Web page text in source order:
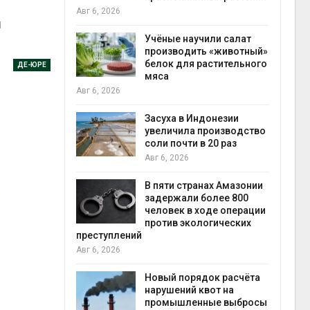
ДЕ-ЮРЕ
более 140
для сбора
воду
в
Авг 6, 2026
Учёные научили салат
производить «животный»
белок для растительного
мяса
Авг 6, 2026
Засуха в Индонезии
увеличила производство
соли почти в 20 раз
Авг 6, 2026
В пяти странах Амазонии
задержали более 800
человек в ходе операции
против экологических
преступлений
Авг 6, 2026
Новый порядок расчёта
нарушений квот на
промышленные выбросы